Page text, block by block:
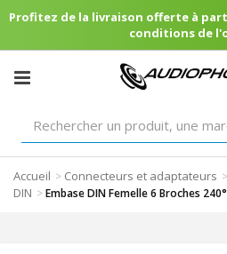
Profitez de la livraison offerte à
conditions de
Accueil > Connecteurs et adaptateurs >
DIN >Embase DIN Femelle 6 Broches